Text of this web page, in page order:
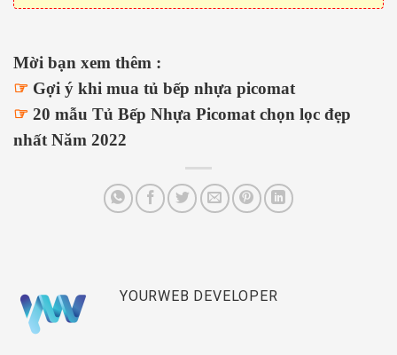
Mời bạn xem thêm :
☞ Gợi ý khi mua tủ bếp nhựa picomat
☞ 20 mẫu Tủ Bếp Nhựa Picomat chọn lọc đẹp
nhất Năm 2022
YOURWEB DEVELOPER